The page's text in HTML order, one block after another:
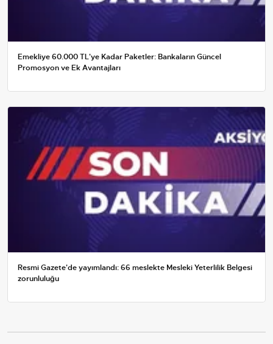
Emekliye 60.000 TL'ye Kadar Paketler: Bankaların Güncel
Promosyon ve Ek Avantajları
Resmi Gazete'de yayımlandı: 66 meslekte Mesleki Yeterlilik Belgesi
zorunluluğu